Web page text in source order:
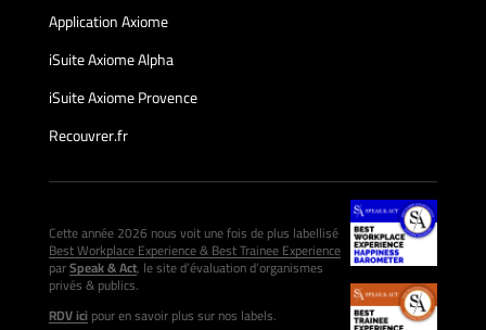
Application Axiome
iSuite Axiome Alpha
iSuite Axiome Provence
Recouvrer.fr
Cette année 2026 nous voit une fois de plus labellisé
Best Workplace Experience & Best Trainee Experience
parSpeak & Act, le site d’évaluation d’organismes
privés & publics.
RDV icipour en savoir plus sur nos labels.